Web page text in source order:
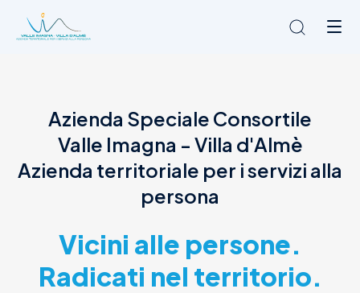
L'Ambito
Cosa facciamo
News
Amministrazione trasparente
Azienda Speciale Consortile
Valle Imagna - Villa d'Almè
Azienda territoriale per i servizi alla
persona
Vicini alle persone.
Radicati nel territorio.